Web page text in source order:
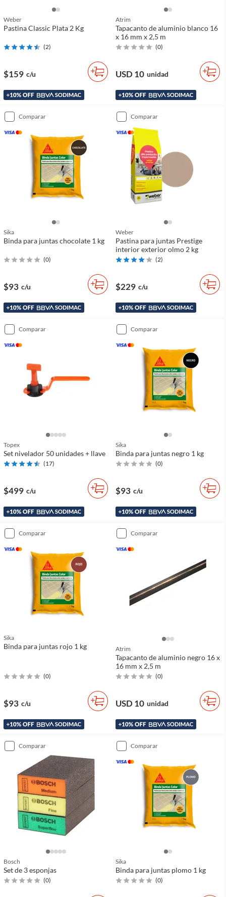
Weber
Pastina Classic Plata 2 Kg
(2)
$159 c/u
Atrim
Tapacanto de aluminio blanco 16
x 16 mm x 2,5 m
(0)
USD 10 unidad
comparar
Sika
Binda para juntas chocolate 1 kg
(0)
$93 c/u
comparar
Weber
Pastina para juntas Prestige
interior exterior olmo 2 kg
(2)
$229 c/u
comparar
Topex
Set nivelador 50 unidades + llave
(17)
$499 c/u
comparar
Sika
Binda para juntas negro 1 kg
(0)
$93 c/u
comparar
Sika
Binda para juntas rojo 1 kg
(0)
$93 c/u
comparar
Atrim
Tapacanto de aluminio negro 16 x
16 mm x 2,5 m
(0)
USD 10 unidad
comparar
Bosch
Set de 3 esponjas
(0)
comparar
Sika
Binda para juntas plomo 1 kg
(0)